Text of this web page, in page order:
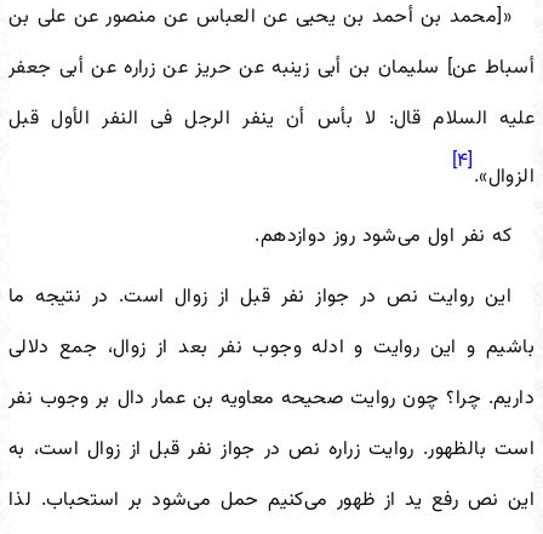
«[محمد بن أحمد بن یحیى عن العباس عن منصور عن علی بن
أسباط عن] سلیمان بن أبی زینبه عن حریز عن زراره عن أبی جعفر
علیه السلام قال: لا بأس أن ینفر الرجل فی‌ النفر الأول قبل‌
الزوال».
[۴]
که نفر اول می‌شود روز دوازدهم.
این روایت نص در جواز نفر قبل از زوال است. در نتیجه ما
باشیم و این روایت و ادله وجوب نفر بعد از زوال، جمع دلالی
داریم. چرا؟ چون روایت صحیحه معاویه بن عمار دال بر وجوب نفر
است بالظهور. روایت زراره نص در جواز نفر قبل از زوال است، به
این نص رفع ید از ظهور می‌کنیم حمل می‌شود بر استحباب. لذا